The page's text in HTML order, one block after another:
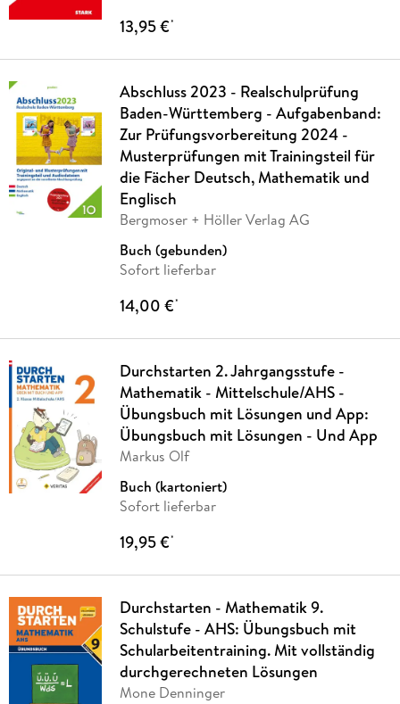
13,95 €*
Abschluss 2023 - Realschulprüfung
Baden-Württemberg - Aufgabenband:
Zur Prüfungsvorbereitung 2024 -
Musterprüfungen mit Trainingsteil für
die Fächer Deutsch, Mathematik und
Englisch
Bergmoser + Höller Verlag AG
Buch (gebunden)
Sofort lieferbar
14,00 €*
Durchstarten 2. Jahrgangsstufe -
Mathematik - Mittelschule/AHS -
Übungsbuch mit Lösungen und App:
Übungsbuch mit Lösungen - Und App
Markus Olf
Buch (kartoniert)
Sofort lieferbar
19,95 €*
Durchstarten - Mathematik 9.
Schulstufe - AHS: Übungsbuch mit
Schularbeitentraining. Mit vollständig
durchgerechneten Lösungen
Mone Denninger